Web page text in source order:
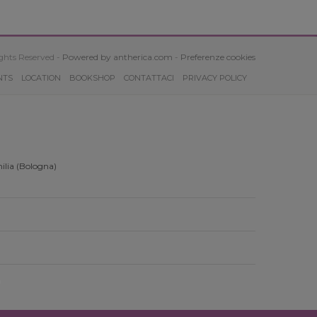
Reserved - Powered by antherica.com - Preferenze cookies
LOCATION BOOKSHOP CONTATTACI PRIVACY POLICY
(Bologna)